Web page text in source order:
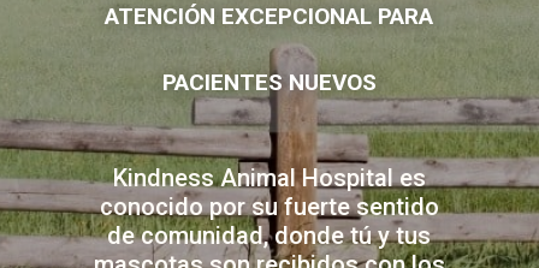
ATENCIÓN EXCEPCIONAL PARA
PACIENTES NUEVOS
Kindness Animal Hospital es
conocido por su fuerte sentido
de comunidad, donde tú y tus